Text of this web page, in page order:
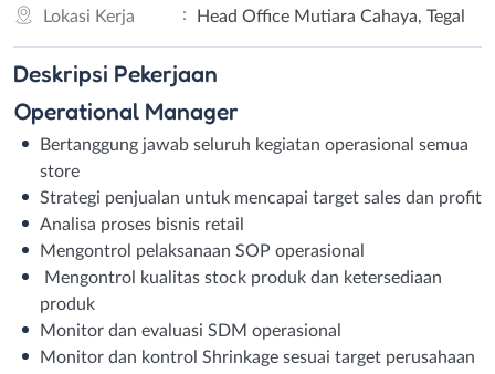
Lokasi Kerja
: Head Office Mutiara Cahaya, Tegal
Deskripsi Pekerjaan
Operational Manager
Bertanggung jawab seluruh kegiatan operasional semua
store
Strategi penjualan untuk mencapai target sales dan profit
Analisa proses bisnis retail
Mengontrol pelaksanaan SOP operasional
Mengontrol kualitas stock produk dan ketersediaan
produk
Monitor dan evaluasi SDM operasional
Monitor dan kontrol Shrinkage sesuai target perusahaan